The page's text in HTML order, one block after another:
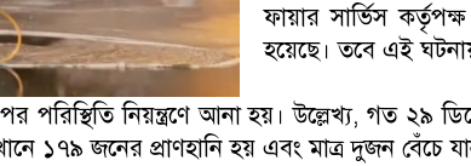
ফায়ার সার্ভিস
হয়েছে। তবে এই
নিয়ন্ত্রণে আনা হয়। উল্লেখ্য, গত ২৯
১৭৯ জনের প্রাণহানি হয় এবং মাত্র দুজন বেঁচে